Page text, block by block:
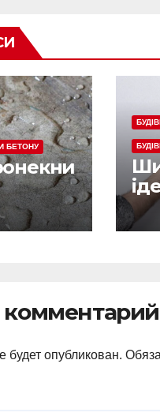
БЕТОНУ
комментарий
опубликован.